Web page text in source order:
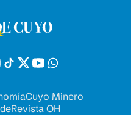
Cuyo Minero
Revista OH